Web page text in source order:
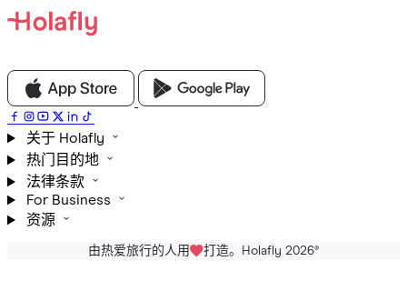
关于 Holafly
热门目的地
法律条款
For Business
资源
由热爱旅行的人用 打造。Holafly 2026®